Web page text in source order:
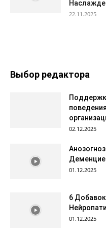
22.11.2025
Выбор редактора
02.12.2025
01.12.2025
6
01.12.2025